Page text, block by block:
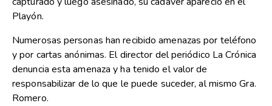
Playón.
Numerosas personas han recibido amenazas por teléfono
y por cartas anónimas. El director del periódico La Crónica
denuncia esta amenaza y ha tenido el valor de
responsabilizar de lo que le puede suceder, al mismo Gra.
Romero.